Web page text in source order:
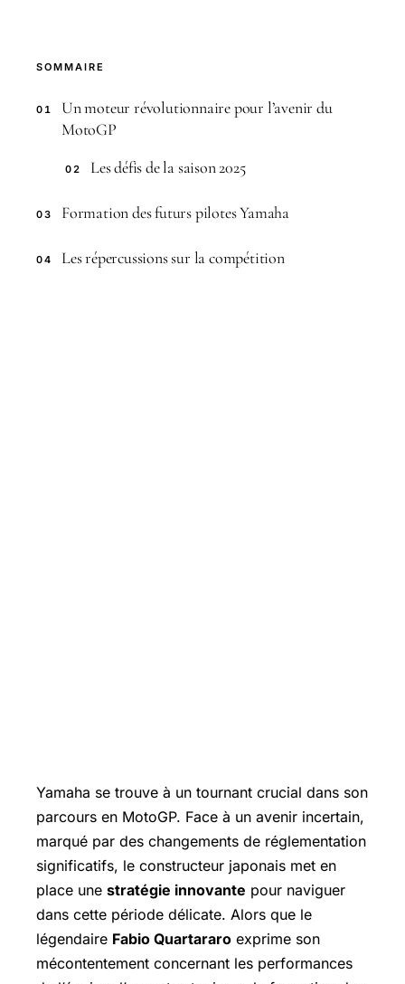
SOMMAIRE
01
Un moteur révolutionnaire pour l’avenir du
MotoGP
02 Les défis de la saison 2025
03 Formation des futurs pilotes Yamaha
04 Les répercussions sur la compétition
Yamaha se trouve à un tournant crucial dans son
parcours en MotoGP. Face à un avenir incertain,
marqué par des changements de réglementation
significatifs, le constructeur japonais met en
place une stratégie innovante pour naviguer
dans cette période délicate. Alors que le
légendaire Fabio Quartararo exprime son
mécontentement concernant les performances